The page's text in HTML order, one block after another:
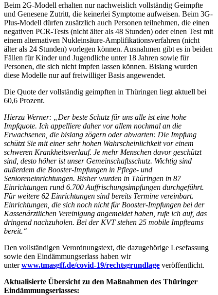
Beim 2G-Modell erhalten nur nachweislich vollständig Geimpfte
und Genesene Zutritt, die keinerlei Symptome aufweisen. Beim 3G-
Plus-Modell dürfen zusätzlich auch Personen teilnehmen, die einen
negativen PCR-Tests (nicht älter als 48 Stunden) oder einen Test mit
einem alternativen Nukleinsäure-Amplifikationsverfahren (nicht
älter als 24 Stunden) vorlegen können. Ausnahmen gibt es in beiden
Fällen für Kinder und Jugendliche unter 18 Jahren sowie für
Personen, die sich nicht impfen lassen können. Bislang wurden
diese Modelle nur auf freiwilliger Basis angewendet.
Die Quote der vollständig geimpften in Thüringen liegt aktuell bei
60,6 Prozent.
Hierzu Werner: „Der beste Schutz für uns alle ist eine hohe
Impfquote. Ich appelliere daher vor allem nochmal an die
Erwachsenen, die bislang zögern oder abwarten: Die Impfung
schützt Sie mit einer sehr hohen Wahrscheinlichkeit vor einem
schweren Krankheitsverlauf. Je mehr Menschen davor geschützt
sind, desto höher ist unser Gemeinschaftsschutz. Wichtig sind
außerdem die Booster-Impfungen in Pflege- und
Senioreneinrichtungen. Bisher wurden in Thüringen in 87
Einrichtungen rund 6.700 Auffrischungsimpfungen durchgeführt.
Für weitere 62 Einrichtungen sind bereits Termine vereinbart.
Einrichtungen, die sich noch nicht für Booster-Impfungen bei der
Kassenärztlichen Vereinigung angemeldet haben, rufe ich auf, das
dringend nachzuholen. Bei der KVT stehen 25 mobile Impfteams
bereit.“
Den vollständigen Verordnungstext, die dazugehörige Lesefassung
sowie den Eindämmungserlass haben wir
unterwww.tmasgff.de/covid-19/rechtsgrundlage veröffentlicht.
Aktualisierte Übersicht zu den Maßnahmen des Thüringer
Eindämmungserlasses: